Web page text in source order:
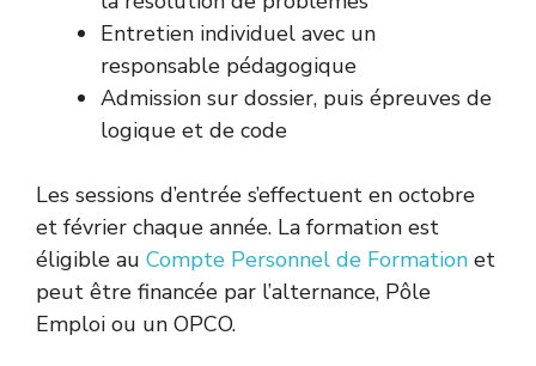
Entretien individuel avec un
responsable pédagogique
Admission sur dossier, puis épreuves de
logique et de code
Les sessions d’entrée s’effectuent en octobre
et février chaque année. La formation est
éligible au Compte Personnel de Formation et
peut être financée par l’alternance, Pôle
Emploi ou un OPCO.